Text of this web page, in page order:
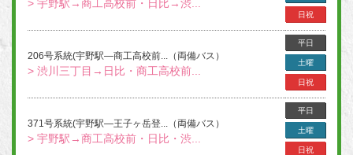
> 宇野駅→商工高校前・日比→渋...
日祝
206号系統(宇野駅―商工高校前...（両備バス）
> 渋川三丁目→日比・商工高校前...
平日
土曜
日祝
371号系統(宇野駅―王子ヶ岳登...（両備バス）
> 宇野駅→商工高校前・日比・渋...
平日
土曜
日祝